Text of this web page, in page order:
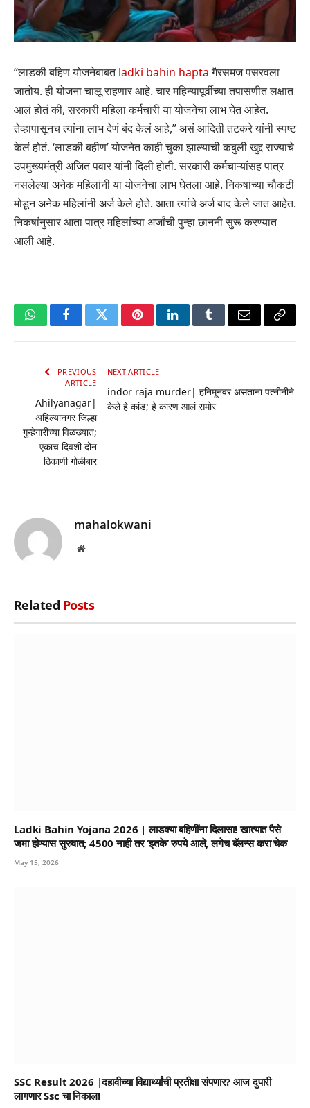
“लाडकी बहिण योजनेबाबतladki bahin haptaगैरसमज पसरवला
जातोय. ही योजना चालू राहणार आहे. चार महिन्यापूर्वीच्या तपासणीत लक्षात
आलं होतं की, सरकारी महिला कर्मचारी या योजनेचा लाभ घेत आहेत.
तेव्हापासूनच त्यांना लाभ देणं बंद केलं आहे,” असं आदिती तटकरे यांनी स्पष्ट
केलं होतं. ‘लाडकी बहीण’ योजनेत काही चुका झाल्याची कबुली खुद्द राज्याचे
उपमुख्यमंत्री अजित पवार यांनी दिली होती. सरकारी कर्मचाऱ्यांसह पात्र
नसलेल्या अनेक महिलांनी या योजनेचा लाभ घेतला आहे. निकषांच्या चौकटी
मोडून अनेक महिलांनी अर्ज केले होते. आता त्यांचे अर्ज बाद केले जात आहेत.
निकषांनुसार आता पात्र महिलांच्या अर्जांची पुन्हा छाननी सुरू करण्यात
आली आहे.
WhatsAppFacebookTwitterPinterestLinkedInTumblrEmail Copy
PREVIOUS
ARTICLE
Ahilyanagar|
अहिल्यानगर जिल्हा
गुन्हेगारीच्या विळख्यात;
एकाच दिवशी दोन
ठिकाणी गोळीबार
NEXT ARTICLE
indor raja murder| हनिमूनवर असताना पत्नीनीने
केले हे कांड; हे कारण आलं समोर
mahalokwani
Website
Related Posts
Ladki Bahin Yojana 2026 | लाडक्या बहिणींना दिलासा! खात्यात पैसे
जमा होण्यास सुरुवात; 4500 नाही तर ‘इतके’ रुपये आले, लगेच बॅलन्स करा चेक
May 15, 2026
SSC Result 2026 |दहावीच्या विद्यार्थ्यांची प्रतीक्षा संपणार? आज दुपारी
लागणार Ssc चा निकाल!